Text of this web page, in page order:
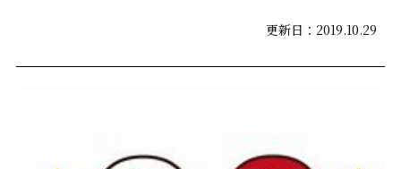
更新日：2019.10.29